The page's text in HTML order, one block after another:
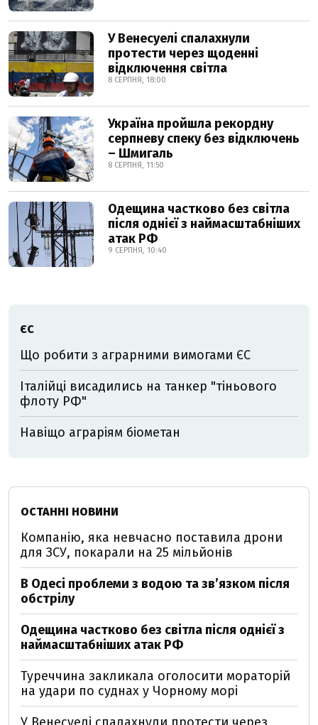
У Венесуелі спалахнули
протести через щоденні
відключення світла
8 СЕРПНЯ, 18:00
Україна пройшла рекордну
серпневу спеку без відключень
– Шмигаль
8 СЕРПНЯ, 11:50
Одещина частково без світла
після однієї з наймасштабніших
атак РФ
9 СЕРПНЯ, 10:40
ЄС
Що робити з аграрними вимогами ЄС
Італійці висадились на танкер "тіньового
флоту РФ"
Навіщо аграріям біометан
ОСТАННІ НОВИНИ
Компанію, яка невчасно поставила дрони
для ЗСУ, покарали на 25 мільйонів
В Одесі проблеми з водою та звʼязком після
обстрілу
Одещина частково без світла після однієї з
наймасштабніших атак РФ
Туреччина закликала оголосити мораторій
на удари по суднах у Чорному морі